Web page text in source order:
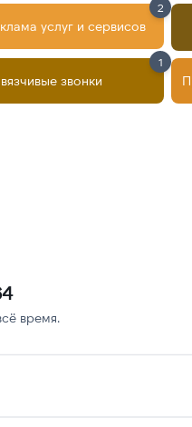
услуг и сервисов
2
звонки
1
время.